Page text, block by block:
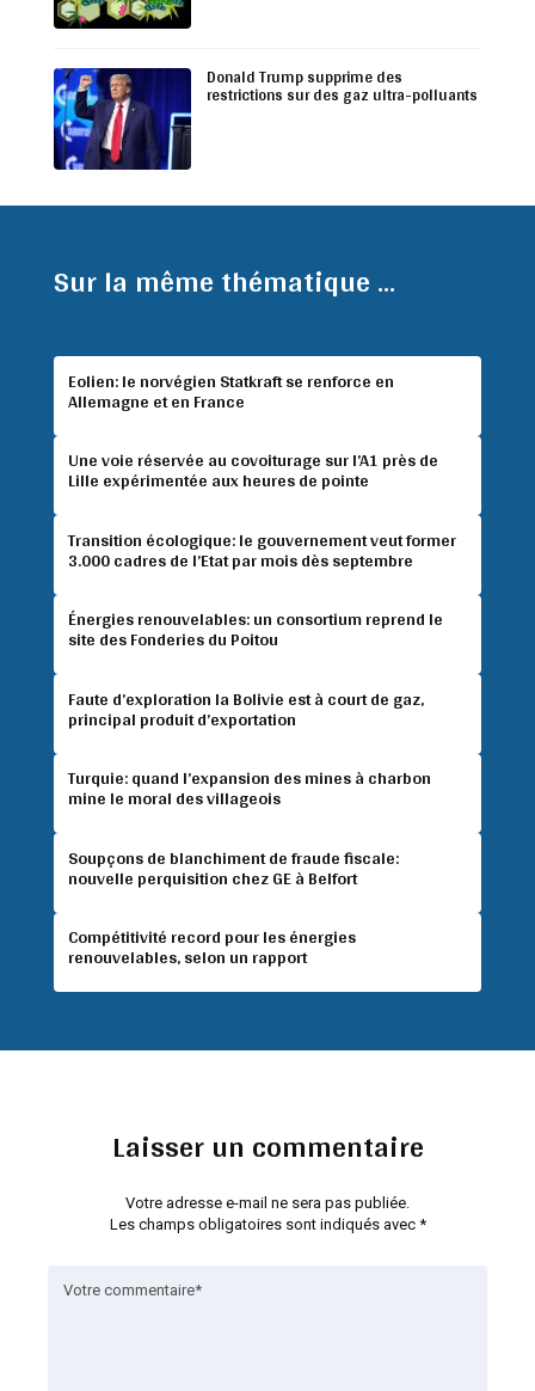
Donald Trump supprime des
restrictions sur des gaz ultra-polluants
Sur la même thématique ...
Eolien: le norvégien Statkraft se renforce en
Allemagne et en France
Une voie réservée au covoiturage sur l’A1 près de
Lille expérimentée aux heures de pointe
Transition écologique: le gouvernement veut former
3.000 cadres de l’Etat par mois dès septembre
Énergies renouvelables: un consortium reprend le
site des Fonderies du Poitou
Faute d’exploration la Bolivie est à court de gaz,
principal produit d’exportation
Turquie: quand l’expansion des mines à charbon
mine le moral des villageois
Soupçons de blanchiment de fraude fiscale:
nouvelle perquisition chez GE à Belfort
Compétitivité record pour les énergies
renouvelables, selon un rapport
Laisser un commentaire
Votre adresse e-mail ne sera pas publiée.
Les champs obligatoires sont indiqués avec *